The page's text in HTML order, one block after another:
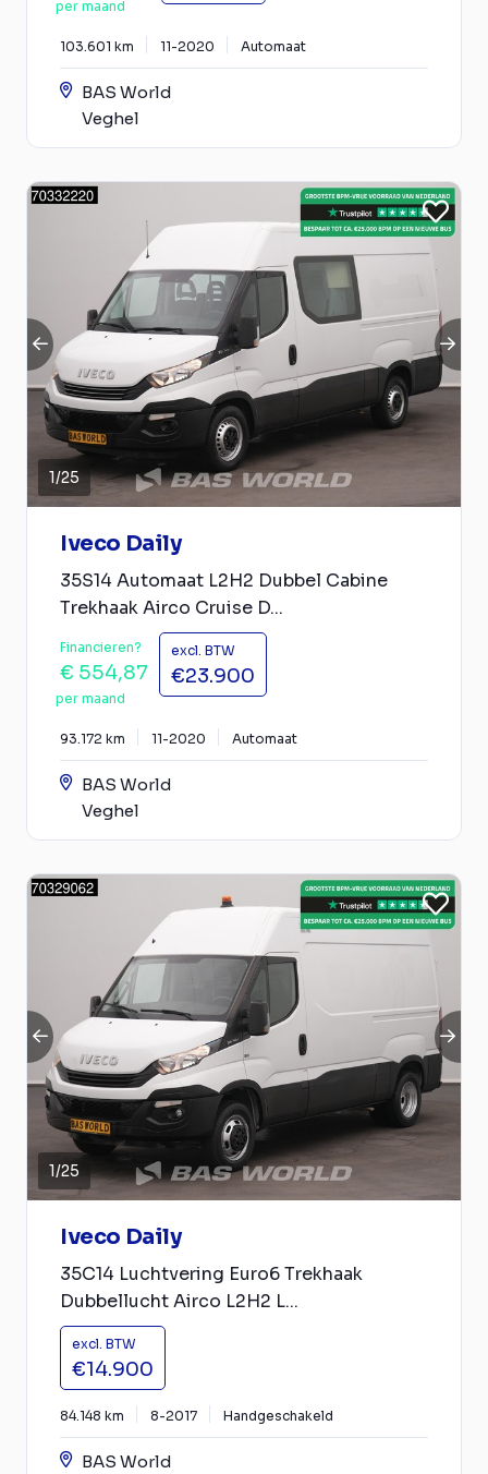
per maand
103.601 km 11-2020 Automaat
BAS World
Veghel
1/25
Iveco Daily
35S14 Automaat L2H2 Dubbel Cabine
Trekhaak Airco Cruise D...
Financieren?
€ 554,87
per maand
excl. BTW
€23.900
93.172 km 11-2020 Automaat
BAS World
Veghel
1/25
Iveco Daily
35C14 Luchtvering Euro6 Trekhaak
Dubbellucht Airco L2H2 L...
excl. BTW
€14.900
84.148 km 8-2017 Handgeschakeld
BAS World